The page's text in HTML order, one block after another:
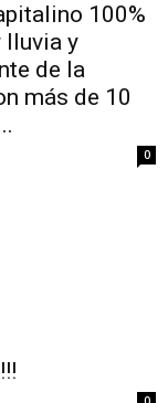
100%
lluvia y
de la
más de 10
0